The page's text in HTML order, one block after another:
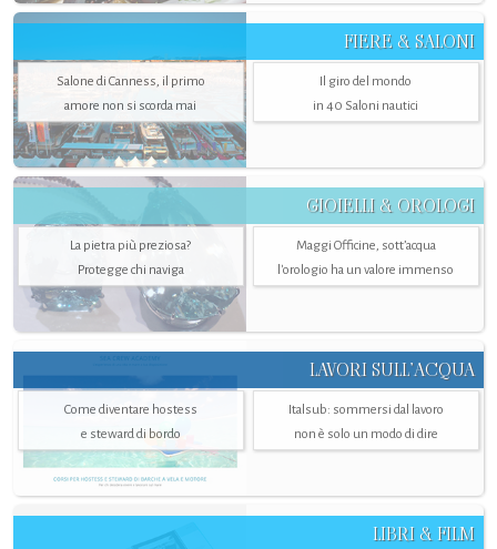
FIERE & SALONI
Salone di Canness, il primo
amore non si scorda mai
Il giro del mondo
in 40 Saloni nautici
GIOIELLI & OROLOGI
La pietra più preziosa?
Protegge chi naviga
Maggi Officine, sott’acqua
l'orologio ha un valore immenso
LAVORI SULL’ACQUA
Come diventare hostess
e steward di bordo
Italsub: sommersi dal lavoro
non è solo un modo di dire
LIBRI & FILM